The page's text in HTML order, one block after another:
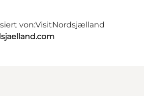
von:VisitNordsjælland